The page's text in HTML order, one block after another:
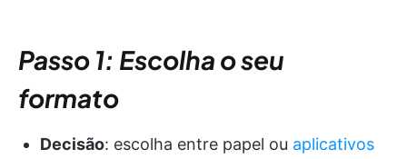
Passo 1: Escolha o seu
formato
Decisão: escolha entre papel ou aplicativos